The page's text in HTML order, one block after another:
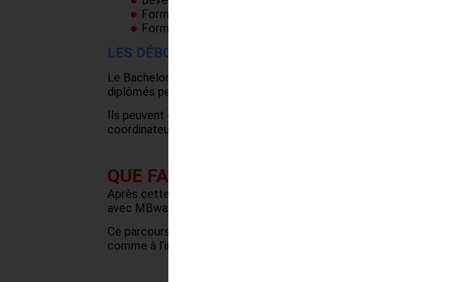
Formation adaptée aux enjeux internationaux de la supply
Formation reconnue avec un
LES DÉBOUCHÉS EN LOGISTIQUE ET TRANSPORT
Le Bachelor ouvre l’accès à de nombreux métiers dans la
diplômés peuvent intégrer des entreprises de distribution, de
Ils peuvent évoluer vers des postes tels que logisticien,
coordinateur supply chain.
QUE FAIRE APRÈS UN BACHELOR
Après cette formation, les étudiants peuvent poursuivre en MBA
avec MBway, afin de développer des compétences stratégiques
Ce parcours permet de construire une carrière internationale dans
comme à l’international.